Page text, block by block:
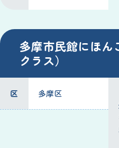
多摩市民館にほん
クラス）
区
多摩区